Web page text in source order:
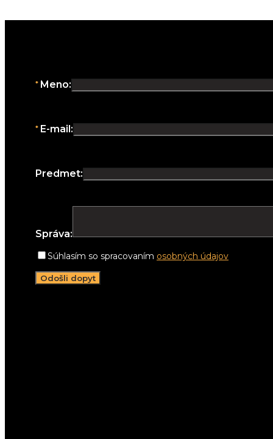
Meno:
E-mail:
Predmet:
Správa:
Súhlasím so spracovaním osobných údajov